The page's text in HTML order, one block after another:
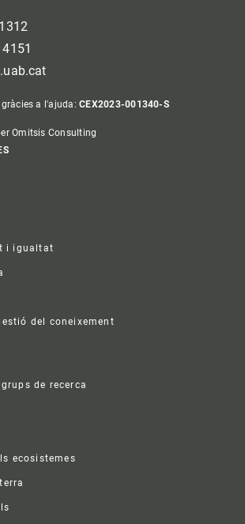
gràcies a l'ajuda:CEX2023-001340-S
Omitsis Consulting
i igualtat
del coneixement
de recerca
ecosistemes